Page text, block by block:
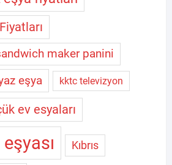
maker panini
eşya kktc televizyon
ev esyaları
Kıbrıs